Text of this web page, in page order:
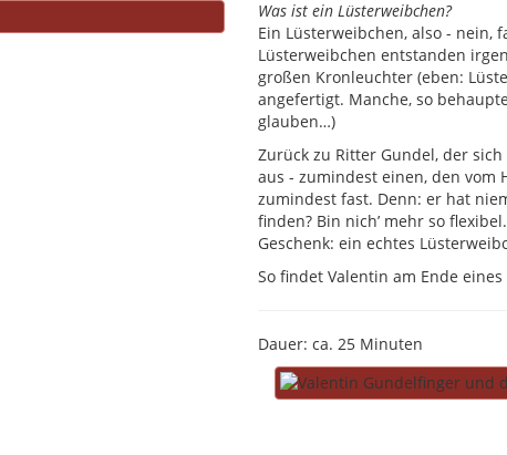
Was ist ein Lüsterweibchen?
Ein Lüsterweibchen, also - nein,
Lüsterweibchen entstanden
großen Kronleuchter (eben:
angefertigt. Manche, so
glauben…)
Zurück zu Ritter Gundel, der
aus - zumindest einen, den vom
zumindest fast. Denn: er hat
finden? Bin nich’ mehr so
Geschenk: ein echtes
So findet Valentin am Ende
Dauer: ca. 25 Minuten